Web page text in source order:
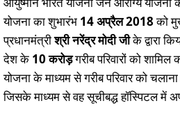
योजना का शुभारंभ 14अप्रैल2018को
प्रधानमंत्रीश्री नरेंद्र मोदी जीके द्वारा
देश के 10 करोड़गरीब परिवारों को
योजना के माध्यम से गरीब परिवार को
जिसके माध्यम से वह सूचीबद्ध हॉस्पिटल में